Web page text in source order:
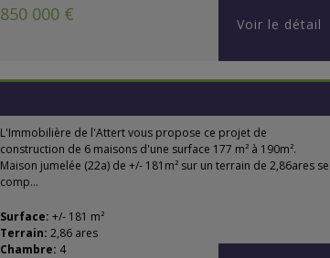
850 000 € Voir le détail
L'Immobilière de l'Attert vous propose ce projet de
construction de 6 maisons d'une surface 177 m² à 190m².
Maison jumelée (22a) de +/- 181m² sur un terrain de 2,86ares se
comp...
Surface: +/- 181 m²
Terrain: 2,86 ares
Chambre: 4